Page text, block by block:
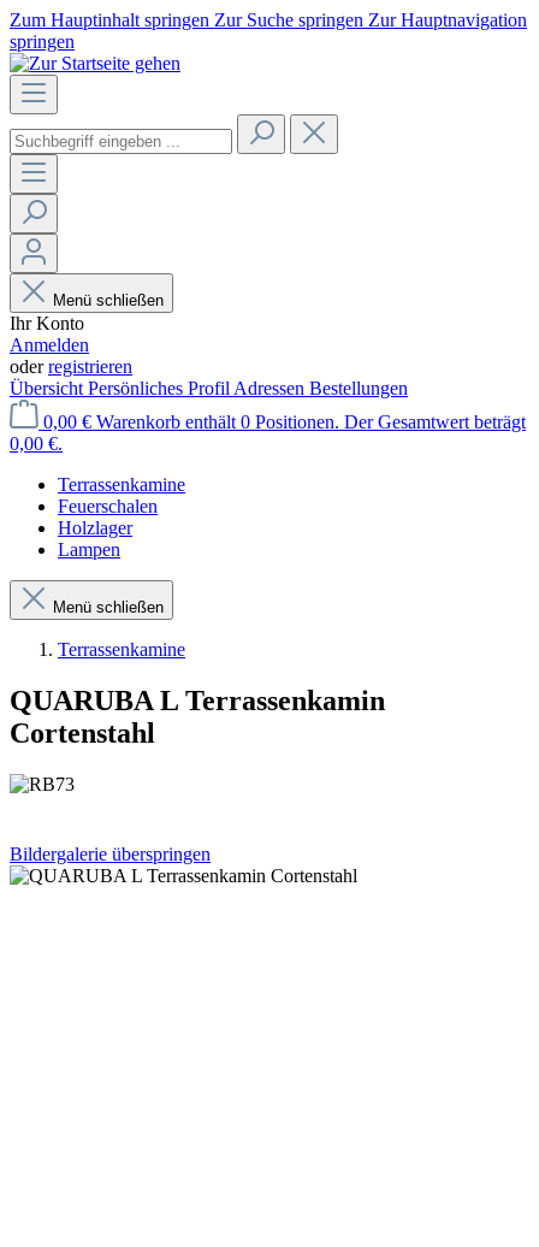
Zum Hauptinhalt springen Zur Suche springen Zur Hauptnavigation
springen
Menü schließen
Ihr Konto
Anmelden
oderregistrieren
Übersicht Persönliches Profil Adressen Bestellungen
0,00 € Warenkorb enthält 0 Positionen. Der Gesamtwert beträgt
0,00 €.
Terrassenkamine
Feuerschalen
Holzlager
Lampen
Menü schließen
Terrassenkamine
QUARUBA L Terrassenkamin
Cortenstahl
Bildergalerie überspringen